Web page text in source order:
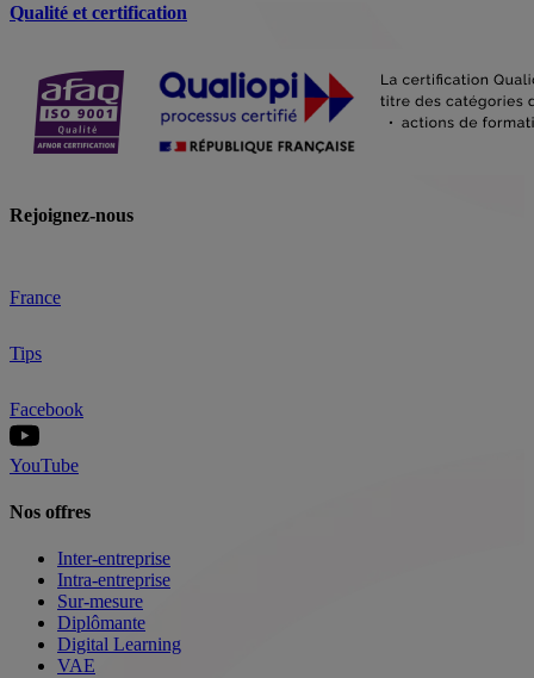
Qualité et certification
Rejoignez-nous
France
Tips
Facebook
YouTube
Nos offres
Inter-entreprise
Intra-entreprise
Sur-mesure
Diplômante
Digital Learning
VAE